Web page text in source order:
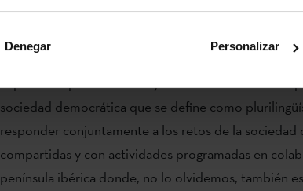
Denegar Personalizar
En esta misma línea, la Presidenta del Consello da
sociedad democrática que se define como
responder conjuntamente a los retos de la sociedad
compartidas y con actividades programadas en
península ibérica donde, no lo olvidemos, también